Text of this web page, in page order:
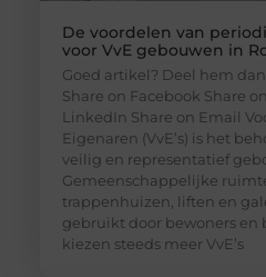
De voordelen van
voor VvE gebouwen in
Goed artikel? Deel hem
Share on Facebook Share
LinkedIn Share on Email
Eigenaren (VvE’s) is het
veilig en representatief
Gemeenschappelijke
trappenhuizen, liften en
gebruikt door bewoners en
kiezen steeds meer VvE’s